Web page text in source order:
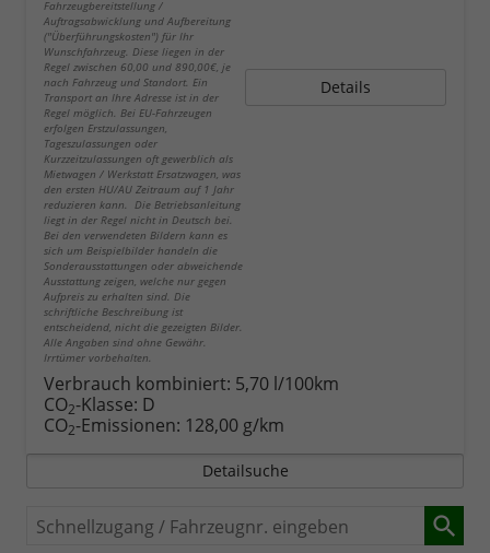
Fahrzeugbereitstellung /
Auftragsabwicklung und Aufbereitung
("Überführungskosten") für Ihr
Wunschfahrzeug. Diese liegen in der
Regel zwischen 60,00 und 890,00€, je
nach Fahrzeug und Standort. Ein
Transport an Ihre Adresse ist in der
Regel möglich. Bei EU-Fahrzeugen
erfolgen Erstzulassungen,
Tageszulassungen oder
Kurzzeitzulassungen oft gewerblich als
Mietwagen / Werkstatt Ersatzwagen, was
den ersten HU/AU Zeitraum auf 1 Jahr
reduzieren kann. Die Betriebsanleitung
liegt in der Regel nicht in Deutsch bei.
Bei den verwendeten Bildern kann es
sich um Beispielbilder handeln die
Sonderausstattungen oder abweichende
Ausstattung zeigen, welche nur gegen
Aufpreis zu erhalten sind. Die
schriftliche Beschreibung ist
entscheidend, nicht die gezeigten Bilder.
Alle Angaben sind ohne Gewähr.
Irrtümer vorbehalten.
Details
Verbrauch kombiniert: 5,70 l/100km
CO2-Klasse: D
CO2-Emissionen: 128,00 g/km
Detailsuche
Schnellzugang